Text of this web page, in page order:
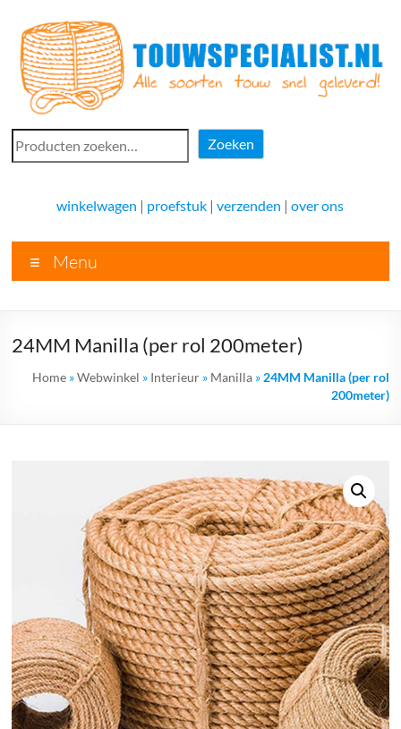
naar
inhoud
Touwspecialist.nl
voor
vele
soorten
goed
advies!
Zoeken
Zoeken
winkelwagen | proefstuk |verzenden |over ons
Menu
24MM Manilla (per rol 200meter)
Home»Webwinkel » Interieur» Manilla» 24MM Manilla (per rol
200meter)